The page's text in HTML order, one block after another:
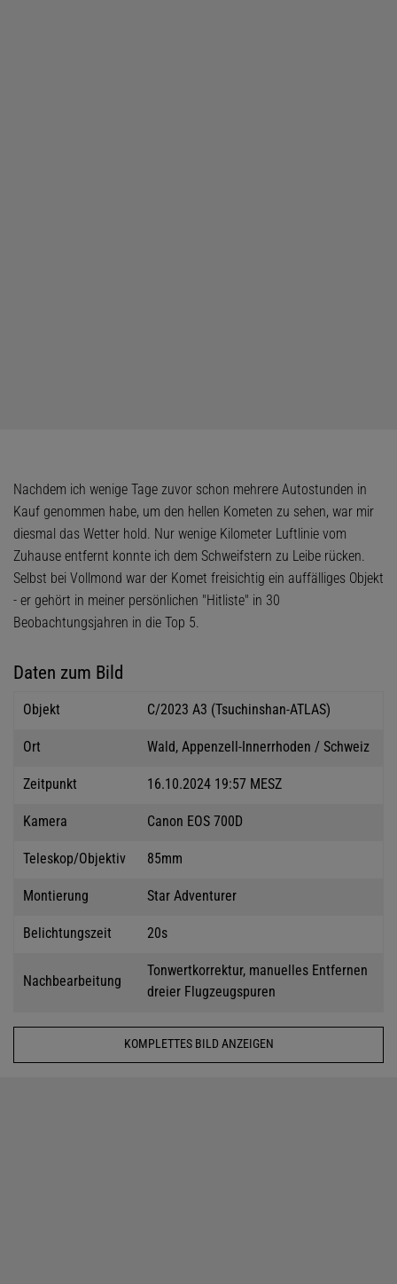
Nachdem ich wenige Tage zuvor schon mehrere Autostunden in
Kauf genommen habe, um den hellen Kometen zu sehen, war mir
diesmal das Wetter hold. Nur wenige Kilometer Luftlinie vom
Zuhause entfernt konnte ich dem Schweifstern zu Leibe rücken.
Selbst bei Vollmond war der Komet freisichtig ein auffälliges Objekt
- er gehört in meiner persönlichen "Hitliste" in 30
Beobachtungsjahren in die Top 5.
Daten zum Bild
Objekt C/2023 A3 (Tsuchinshan-ATLAS)
Ort Wald, Appenzell-Innerrhoden / Schweiz
Zeitpunkt 16.10.2024 19:57 MESZ
Kamera Canon EOS 700D
Teleskop/Objektiv 85mm
Montierung Star Adventurer
Belichtungszeit 20s
Nachbearbeitung
Tonwertkorrektur, manuelles Entfernen
dreier Flugzeugspuren
KOMPLETTES BILD ANZEIGEN